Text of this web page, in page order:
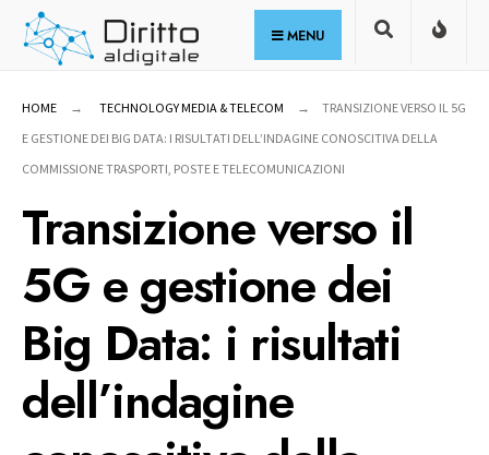
Skip
MENU
HOME TECHNOLOGY MEDIA & TELECOM
TRANSIZIONE VERSO IL 5G
E GESTIONE DEI BIG DATA: I RISULTATI DELL’INDAGINE CONOSCITIVA DELLA
COMMISSIONE TRASPORTI, POSTE E TELECOMUNICAZIONI
Transizione verso il
5G e gestione dei
Big Data: i risultati
dell’indagine